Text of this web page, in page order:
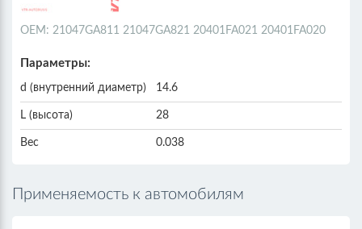
ОЕМ: 21047GA811 21047GA821 20401FA021 20401FA020
Параметры:
d (внутренний диаметр) 14.6
L (высота) 28
Вес 0.038
Применяемость к автомобилям